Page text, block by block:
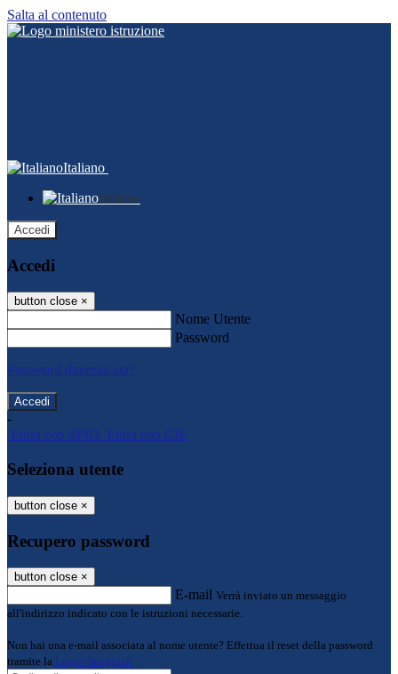
Salta al contenuto
Italiano
Italiano
Accedi
Accedi
button close ×
Nome Utente
Password
Password dimenticata?
-
Entra con SPID Entra con CIE
Seleziona utente
button close ×
Recupero password
button close ×
E-mail Verrà inviato un messaggio
all'indirizzo indicato con le istruzioni necessarie.
Non hai una e-mail associata al nome utente? Effettua il reset della password
tramite la Login Spaggiari